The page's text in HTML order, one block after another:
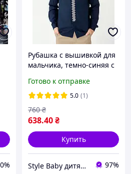
Рубашка с вышивкой для
мальчика, темно-синяя с
Bosskids
Готово к отправке
5.0 (1)
638.40₴
760 ₴
Купить
Style Baby дитячий магазин 97%